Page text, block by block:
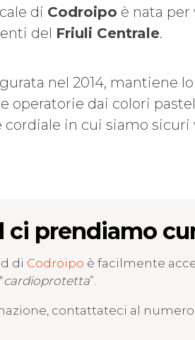
di Codroipo è nata
del Friuli Centrale.
nel 2014, mantiene
operatorie dai colori
cordiale in cui siamo
ci prendiamo
di Codroipo è facilmente
cardioprotetta”.
contattateci al numero